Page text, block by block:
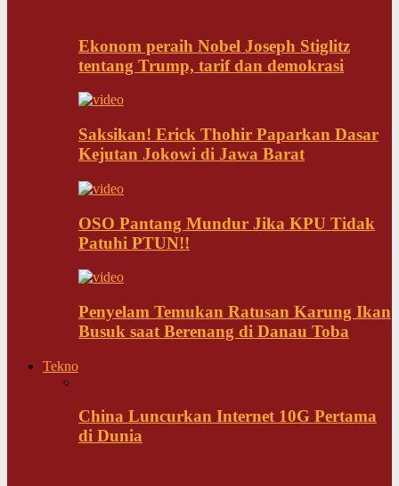
Ekonom peraih Nobel Joseph Stiglitz
tentang Trump, tarif dan demokrasi
Saksikan! Erick Thohir Paparkan Dasar
Kejutan Jokowi di Jawa Barat
OSO Pantang Mundur Jika KPU Tidak
Patuhi PTUN!!
Penyelam Temukan Ratusan Karung Ikan
Busuk saat Berenang di Danau Toba
Tekno
China Luncurkan Internet 10G Pertama
di Dunia